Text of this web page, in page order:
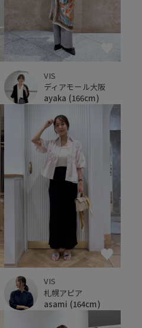
VIS
ディアモール大阪
ayaka (166cm)
VIS
札幌アピア
asami (164cm)